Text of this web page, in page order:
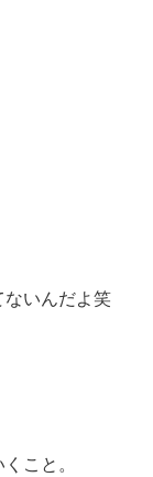
いんだよ笑
こと。